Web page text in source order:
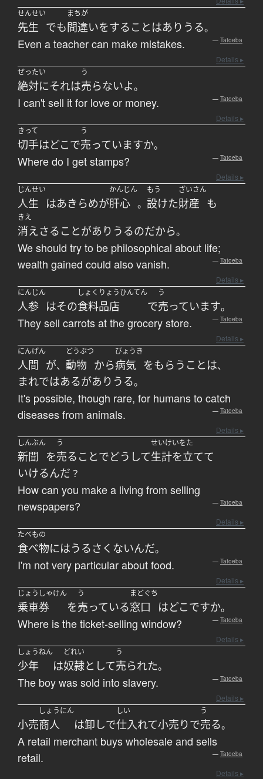
せんせい
先生 でも
まちが
間違いをする ことはありうる。
Even a teacher can make mistakes. — Tatoeba
Details ▸
ぜったい
絶対にそれは
う
売らないよ。
I can't sell it for love or money. — Tatoeba
Details ▸
きって
切手はどこで
う
売っていますか。
Where do I get stamps? — Tatoeba
Details ▸
じんせい
人生 はあきらめが
かんじん
肝心 。
もう
設けた
ざいさん
財産 も
きえ
消えさる ことがありうるのだから。
We should try to be philosophical about life;
wealth gained could also vanish.
— Tatoeba
Details ▸
にんじん
人参 はその
しょくりょうひんてん
食料品店 で
う
売っています。
They sell carrots at the grocery store. — Tatoeba
Details ▸
にんげん
人間 が、
どうぶつ
動物 から
びょうき
病気 をもらう ことは、
まれではあるがありうる。
It's possible, though rare, for humans to catch
diseases from animals.
— Tatoeba
Details ▸
しんぶん
新聞 を
う
売る ことでどうして
せいけいをた
生計を立てて
いけるんだ ？
How can you make a living from selling
newspapers?
— Tatoeba
Details ▸
たべもの
食べ物にはうるさくないんだ。
I'm not very particular about food. — Tatoeba
Details ▸
じょうしゃけん
乗車券 を
う
売っている
まどぐち
窓口 はどこですか。
Where is the ticket-selling window? — Tatoeba
Details ▸
しょうねん
少年 は
どれい
奴隷として
う
売られた。
The boy was sold into slavery. — Tatoeba
Details ▸
小売
しょうにん
商人 は卸しで
しい
仕入れて小売りで
う
売る。
A retail merchant buys wholesale and sells
retail.
— Tatoeba
Details ▸